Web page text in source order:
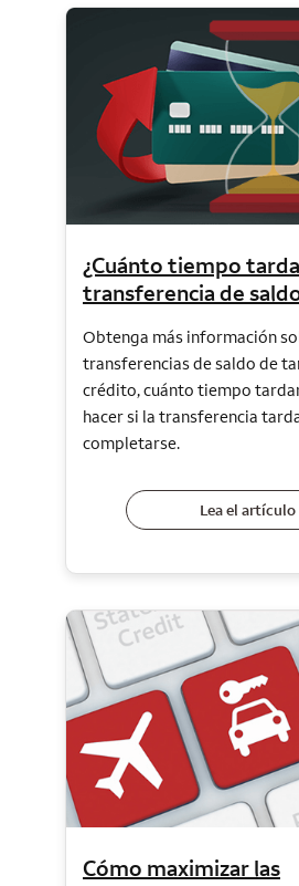
¿Cuánto tiempo
transferencia de
Obtenga más información
transferencias de saldo de
crédito, cuánto tiempo
hacer si la transferencia
completarse.
Lea el artículo
Cómo maximizar las